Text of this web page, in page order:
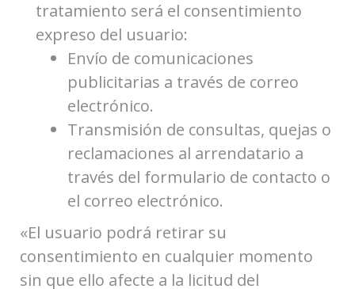
tratamiento será el consentimiento
expreso del usuario:
Envío de comunicaciones
publicitarias a través de correo
electrónico.
Transmisión de consultas, quejas o
reclamaciones al arrendatario a
través del formulario de contacto o
el correo electrónico.
«El usuario podrá retirar su
consentimiento en cualquier momento
sin que ello afecte a la licitud del